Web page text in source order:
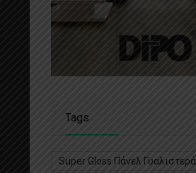
Tags
Super Gloss Πάνελ Γυαλιστερά